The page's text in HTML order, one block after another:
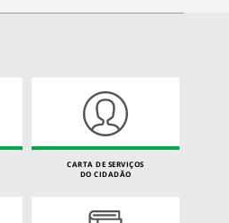
CARTA DE SERVIÇOS
DO CIDADÃO